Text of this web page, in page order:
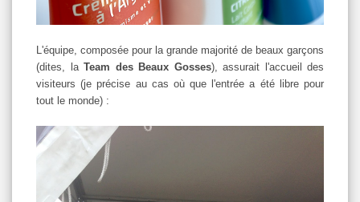
L'équipe, composée pour la grande majorité de beaux garçons
(dites, la Team des Beaux Gosses), assurait l'accueil des
visiteurs (je précise au cas où que l'entrée a été libre pour
tout le monde) :